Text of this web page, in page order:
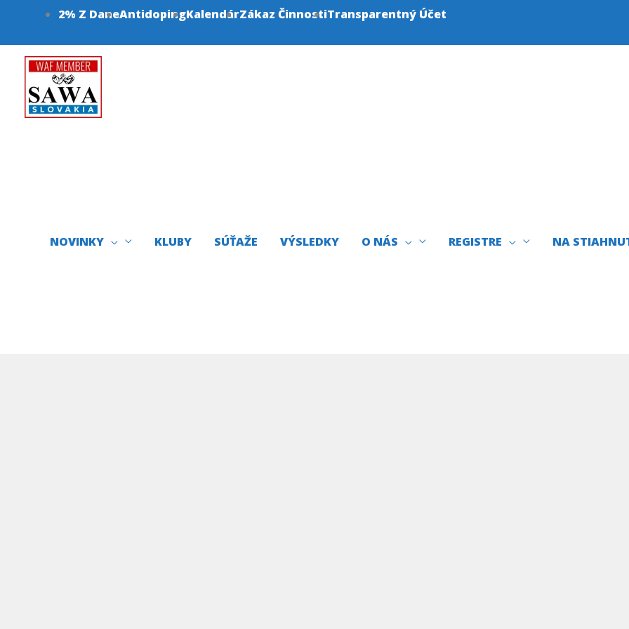
Preskočiť
obsah
2% Z DaneAntidopingKalendárZákaz ČinnostiTransparentný Účet
NOVINKY KLUBY SÚŤAŽE VÝSLEDKY O NÁS REGISTRE NA